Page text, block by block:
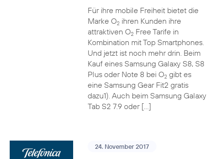
Für ihre mobile Freiheit bietet die
Marke O2ihren Kunden ihre
attraktiven O2Free Tarife in
Kombination mit Top Smartphones.
Und jetzt ist noch mehr drin. Beim
Kauf eines Samsung Galaxy S8, S8
Plus oder Note 8 bei O2gibt es
eine Samsung Gear Fit2 gratis
dazu1). Auch beim Samsung Galaxy
Tab S2 7.9 oder […]
24. November 2017